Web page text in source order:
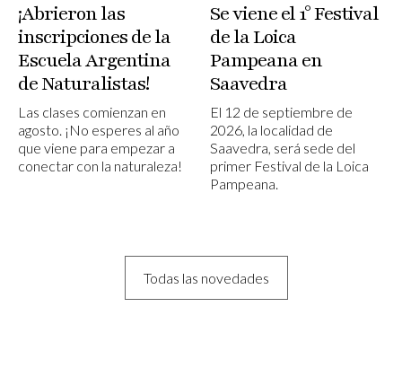
¡Abrieron las
inscripciones de la
Escuela Argentina
de Naturalistas!
Las clases comienzan en
agosto. ¡No esperes al año
que viene para empezar a
conectar con la naturaleza!
Se viene el 1° Festival
de la Loica
Pampeana en
Saavedra
El 12 de septiembre de
2026, la localidad de
Saavedra, será sede del
primer Festival de la Loica
Pampeana.
Todas las novedades